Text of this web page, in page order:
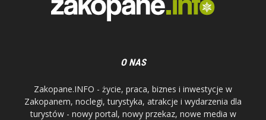
O NAS
Zakopane.INFO - życie, praca, biznes i inwestycje w
Zakopanem, noclegi, turystyka, atrakcje i wydarzenia dla
turystów - nowy portal, nowy przekaz, nowe media w